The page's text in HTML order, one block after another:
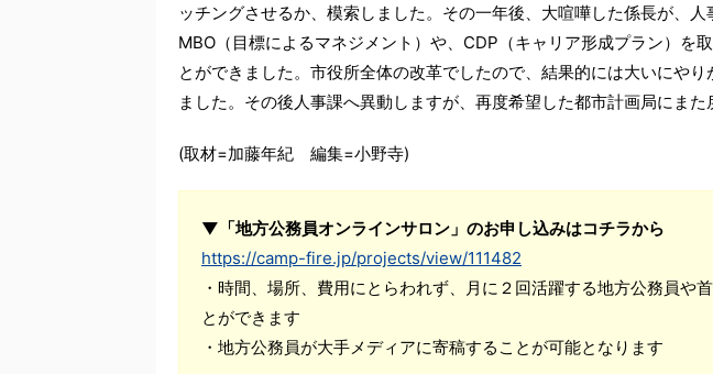
ッチングさせるか、模索しました。その一年後、大喧嘩した係長が、人
MBO（目標によるマネジメント）や、CDP（キャリア形成プラン）を
とができました。市役所全体の改革でしたので、結果的には大いにや
ました。その後人事課へ異動しますが、再度希望した都市計画局にまた
(取材=加藤年紀 編集=小野寺)
▼「地方公務員オンラインサロン」のお申し込みはコチラから
https://camp-fire.jp/projects/view/111482
・時間、場所、費用にとらわれず、月に２回活躍する地方公務員や
とができます
・地方公務員が大手メディアに寄稿することが可能となります